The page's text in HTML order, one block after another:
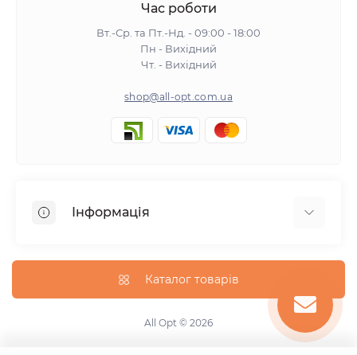
Час роботи
Вт.-Ср. та Пт.-Нд. - 09:00 - 18:00
Пн - Вихідний
Чт. - Вихідний
shop@all-opt.com.ua
Інформація
Оплата та доставка
Повернення та обмін
Політика конфіденційності
Каталог товарів
All Opt © 2026